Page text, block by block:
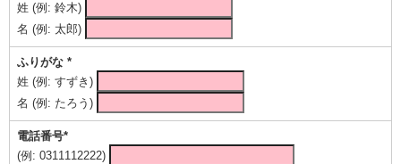
姓 (例: 鈴木)
名 (例: 太郎)
ふりがな *
姓 (例: すずき)
名 (例: たろう)
電話番号*
(例: 0311112222)